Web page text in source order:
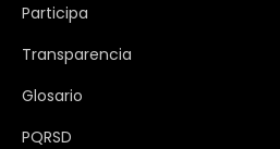
Participa
Transparencia
Glosario
PQRSD